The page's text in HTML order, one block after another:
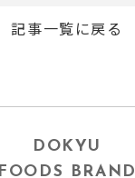
記事一覧に戻る
DOKYU
FOODS BRAND